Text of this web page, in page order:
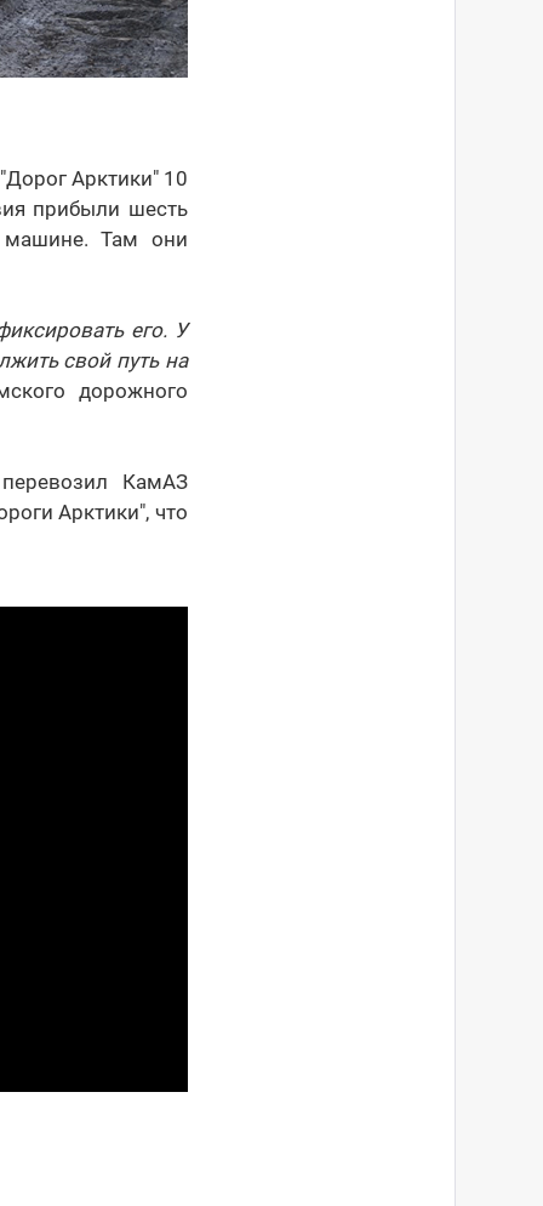
Арктики" 10
прибыли шесть
машине. Там они
его. У
свой путь на
дорожного
КамАЗ
Арктики", что